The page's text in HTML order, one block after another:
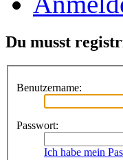
Du musst
Benutzername:
Passwort:
Ich habe mein